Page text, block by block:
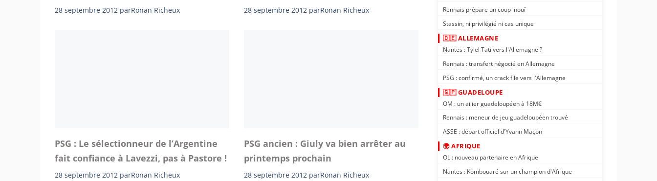
28 septembre 2012 parRonan Richeux 28 septembre 2012 parRonan Richeux
PSG : Le sélectionneur de l’Argentine
fait confiance à Lavezzi, pas à Pastore !
28 septembre 2012 parRonan Richeux
PSG ancien : Giuly va bien arrêter au
printemps prochain
28 septembre 2012 parRonan Richeux
Rennais prépare un coup inouï
Stassin, ni privilégié ni cas unique
🇩🇪 ALLEMAGNE
Nantes : Tylel Tati vers l'Allemagne ?
Rennais : transfert négocié en Allemagne
PSG : confirmé, un crack file vers l'Allemagne
🇬🇵 GUADELOUPE
OM : un ailier guadeloupéen à 18M€
Rennais : meneur de jeu guadeloupéen trouvé
ASSE : départ officiel d'Yvann Maçon
🌍 AFRIQUE
OL : nouveau partenaire en Afrique
Nantes : Kombouaré sur un champion d'Afrique